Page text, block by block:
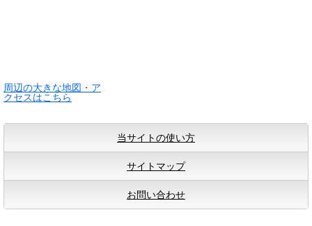
周辺の大きな地図・ア
クセスはこちら
当サイトの使い方
サイトマップ
お問い合わせ